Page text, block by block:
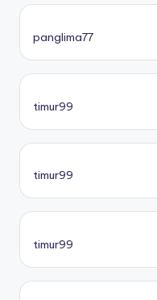
panglima77
timur99
timur99
timur99